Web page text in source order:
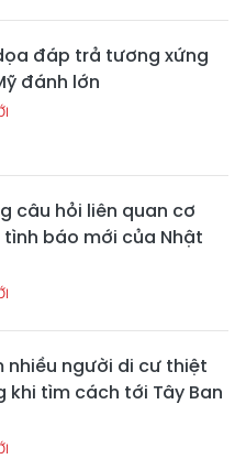
đáp trả tương xứng
đánh lớn
câu hỏi liên quan cơ
tình báo mới của Nhật
nhiều người di cư thiệt
khi tìm cách tới Tây Ban